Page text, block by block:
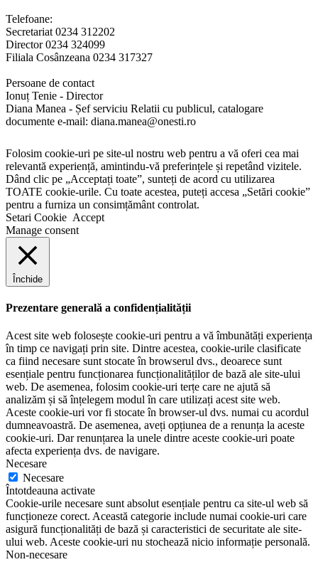
Telefoane:
Secretariat 0234 312202
Director 0234 324099
Filiala Cosânzeana 0234 317327
Persoane de contact
Ionuț Tenie - Director
Diana Manea - Șef serviciu Relatii cu publicul, catalogare
documente e-mail: diana.manea@onesti.ro
Folosim cookie-uri pe site-ul nostru web pentru a vă oferi cea mai
relevantă experiență, amintindu-vă preferințele și repetând vizitele.
Dând clic pe „Acceptați toate”, sunteți de acord cu utilizarea
TOATE cookie-urile. Cu toate acestea, puteți accesa „Setări cookie”
pentru a furniza un consimțământ controlat.
Setari Cookie Accept
Manage consent
Închide
Prezentare generală a confidențialității
Acest site web folosește cookie-uri pentru a vă îmbunătăți experiența
în timp ce navigați prin site. Dintre acestea, cookie-urile clasificate
ca fiind necesare sunt stocate în browserul dvs., deoarece sunt
esențiale pentru funcționarea funcționalităților de bază ale site-ului
web. De asemenea, folosim cookie-uri terțe care ne ajută să
analizăm și să înțelegem modul în care utilizați acest site web.
Aceste cookie-uri vor fi stocate în browser-ul dvs. numai cu acordul
dumneavoastră. De asemenea, aveți opțiunea de a renunța la aceste
cookie-uri. Dar renunțarea la unele dintre aceste cookie-uri poate
afecta experiența dvs. de navigare.
Necesare
Necesare
Întotdeauna activate
Cookie-urile necesare sunt absolut esențiale pentru ca site-ul web să
funcționeze corect. Această categorie include numai cookie-uri care
asigură funcționalități de bază și caracteristici de securitate ale site-
ului web. Aceste cookie-uri nu stochează nicio informație personală.
Non-necesare